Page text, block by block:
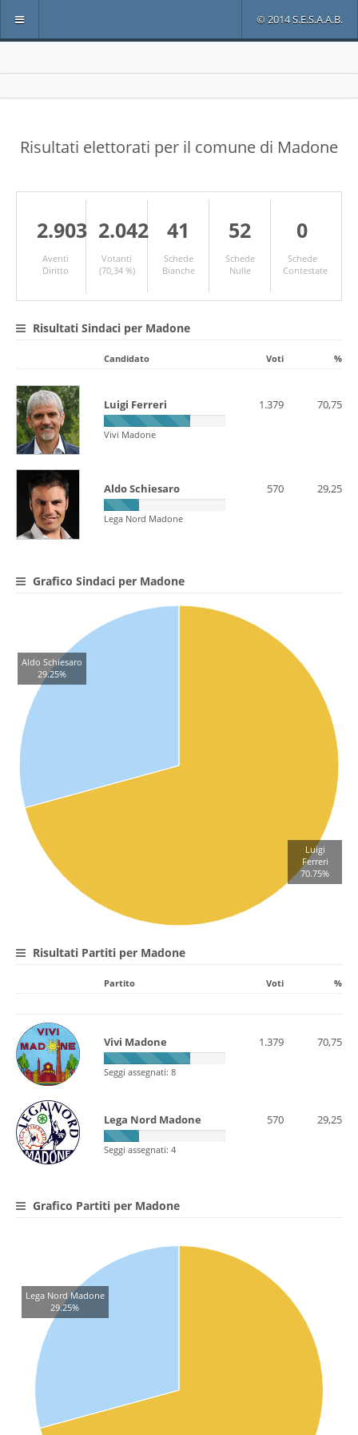
© 2014 S.E.S.A.A.B.
Risultati elettorati per il comune di Madone
2.903
Aventi
Diritto
2.042
Votanti
(70,34 %)
41
Schede
Bianche
52
Schede
Nulle
0
Schede
Contestate
Risultati Sindaci per Madone
Candidato Voti %
Luigi Ferreri
Vivi Madone
1.379 70,75
Aldo Schiesaro
Lega Nord Madone
570 29,25
Grafico Sindaci per Madone
Luigi
Ferreri
70.75%
Aldo Schiesaro
29.25%
Risultati Partiti per Madone
Partito Voti %
Vivi Madone
Seggi assegnati: 8
1.379 70,75
Lega Nord Madone
Seggi assegnati: 4
570 29,25
Grafico Partiti per Madone
Lega Nord Madone
29.25%